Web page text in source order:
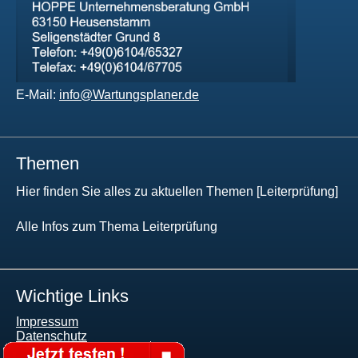
E-Mail: info@Wartungsplaner.de
Themen
Hier finden Sie alles zu aktuellen Themen [Leiterprüfung]
Alle Infos zum Thema Leiterprüfung
Wichtige Links
Impressum
Datenschutz
AGB